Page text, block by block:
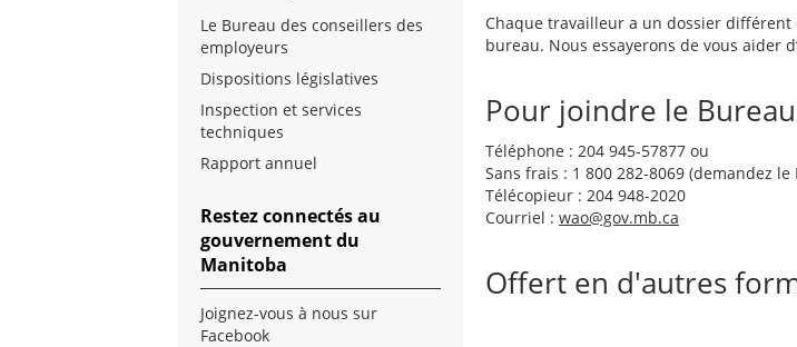
Chaque travailleur a un dossier
bureau. Nous essayerons de vous aider
Pour joindre le
Téléphone : 204 945-57877 ou
Sans frais : 1 800 282-8069 (demandez
Télécopieur : 204 948-2020
Courriel : wao@gov.mb.ca
Offert en d'autres
Le Bureau des conseillers des
employeurs
Dispositions législatives
Inspection et services
techniques
Rapport annuel
Restez connectés au
gouvernement du
Manitoba
Joignez-vous à nous sur
Facebook